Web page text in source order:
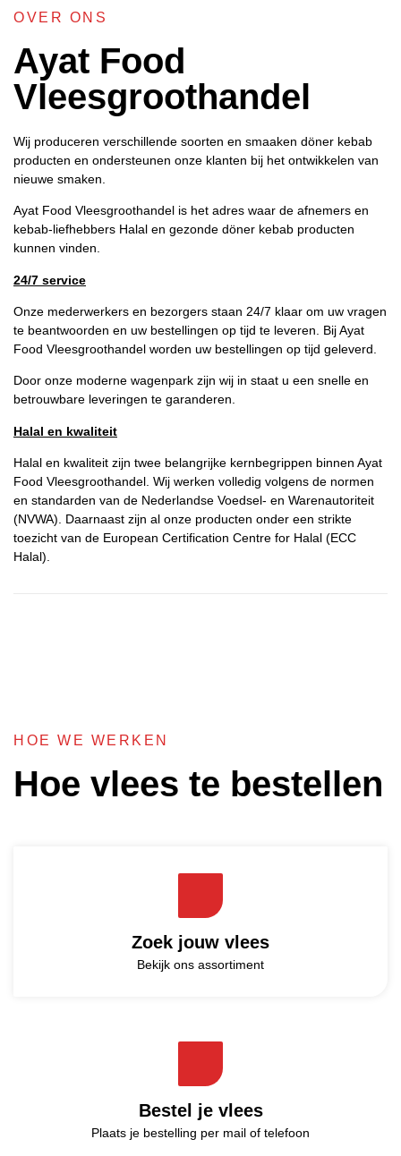
OVER ONS
Ayat Food
Vleesgroothandel
Wij produceren verschillende soorten en smaaken döner kebab
producten en ondersteunen onze klanten bij het ontwikkelen van
nieuwe smaken.
Ayat Food Vleesgroothandel is het adres waar de afnemers en
kebab-liefhebbers Halal en gezonde döner kebab producten
kunnen vinden.
24/7 service
Onze mederwerkers en bezorgers staan 24/7 klaar om uw vragen
te beantwoorden en uw bestellingen op tijd te leveren. Bij Ayat
Food Vleesgroothandel worden uw bestellingen op tijd geleverd.
Door onze moderne wagenpark zijn wij in staat u een snelle en
betrouwbare leveringen te garanderen.
Halal en kwaliteit
Halal en kwaliteit zijn twee belangrijke kernbegrippen binnen Ayat
Food Vleesgroothandel. Wij werken volledig volgens de normen
en standarden van de Nederlandse Voedsel- en Warenautoriteit
(NVWA). Daarnaast zijn al onze producten onder een strikte
toezicht van de European Certification Centre for Halal (ECC
Halal).
HOE WE WERKEN
Hoe vlees te bestellen
Zoek jouw vlees
Bekijk ons assortiment
Bestel je vlees
Plaats je bestelling per mail of telefoon